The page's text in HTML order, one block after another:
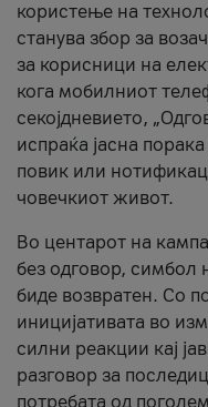
користење на
станува збор за
за корисници на
кога мобилниот
секојдневието,
испраќа јасна
повик или
човечкиот живот.
Во центарот на
без одговор, симбол
биде возвратен. Со
иницијативата во
силни реакции кај
разговор за
потребата од